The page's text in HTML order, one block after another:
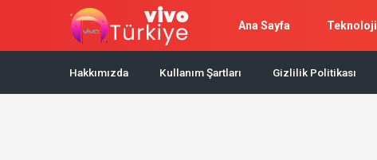
Ana Sayfa Teknoloji
Hakkımızda Kullanım Şartları Gizlilik Politikası